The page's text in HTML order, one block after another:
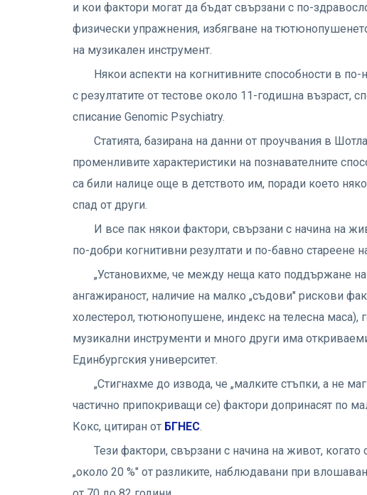
и кои фактори могат да бъдат свързани с по-
физически упражнения, избягване на
на музикален инструмент.
Някои аспекти на когнитивните способности в
с резултатите от тестове около 11-годишна възраст,
списание Genomic Psychiatry.
Статията, базирана на данни от проучвания в
променливите характеристики на познавателните
са били налице още в детството им, поради което
спад от други.
И все пак някои фактори, свързани с начина на
по-добри когнитивни резултати и по-бавно стареене
„Установихме, че между неща като поддържане
ангажираност, наличие на малко „съдови" рискови
холестерол, тютюнопушене, индекс на телесна маса),
музикални инструменти и много други има
Единбургския университет.
„Стигнахме до извода, че „малките стъпки, а не
частично припокриващи се) фактори допринасят по
Кокс, цитиран от БГНЕС.
Тези фактори, свързани с начина на живот,
„около 20 %" от разликите, наблюдавани при